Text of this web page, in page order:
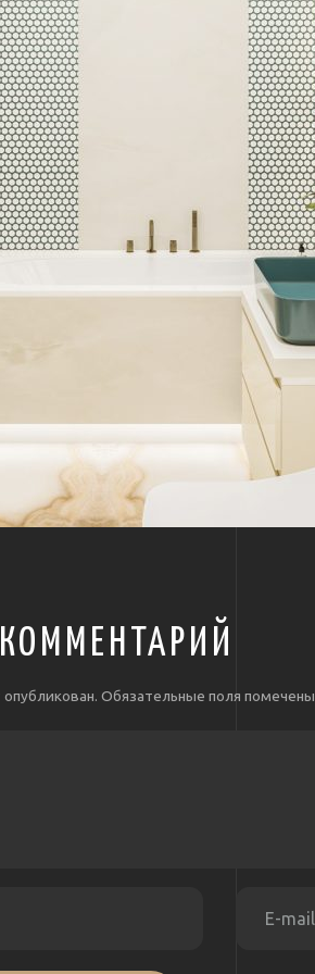
Обязательные поля помечены